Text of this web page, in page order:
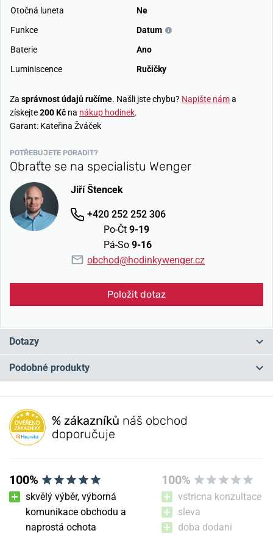
Otočná luneta
Ne
Funkce
Datum
Baterie
Ano
Luminiscence
Ručičky
Za správnost údajů ručíme. Našli jste chybu? Napište náma
získejte200 Kč na nákup hodinek.
Garant: Kateřina Žváček
POTŘEBUJETE PORADIT?
Obraťte se na specialistu Wenger
Jiří Štencek
+420 252 252 306
Po-Čt 9-19
Pá-So 9-16
obchod@hodinkywenger.cz
Položit dotaz
Dotazy
Máte otázku? Zanechte nám komentář
Přidat dotaz
Podobné produkty
% zákazníků náš obchod
doporučuje
100%
skvělý výběr, výborná
komunikace obchodu a
naprostá ochota
100%
vstricna konzultace
sleva
doba dodani